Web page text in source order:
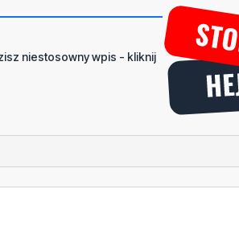
niestosowny wpis - kliknij